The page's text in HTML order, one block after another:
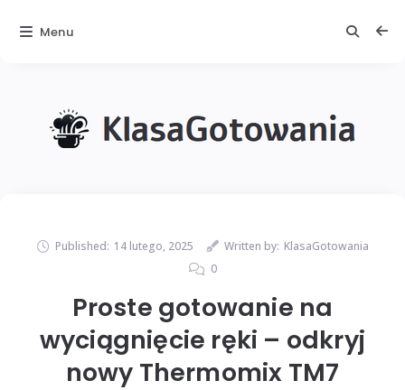
Published: 14 lutego, 2025 Written by: KlasaGotowania
0
Proste gotowanie na
wyciągnięcie ręki – odkryj
nowy Thermomix TM7
Menu